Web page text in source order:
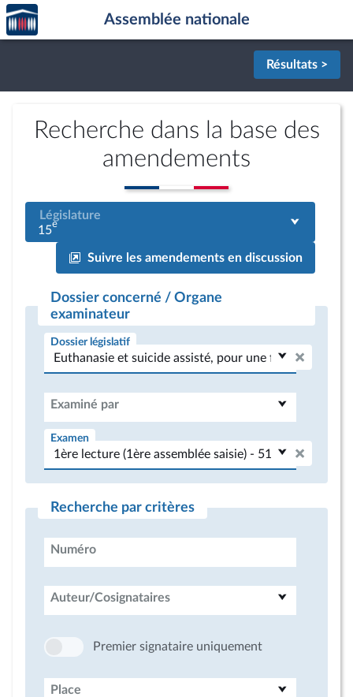
Aller au contenu
Aller en bas de la page
Accèder
à la
page
Assemblée nationale
Résultats >
Recherche dans la base des
amendements
Législature
15e
Suivre les amendements en discussion
Dossier concerné / Organe
examinateur
Dossier législatif
Examiné par
Examen
Recherche par critères
Numéro
Auteur/Cosignataires
Premier signataire uniquement
Place